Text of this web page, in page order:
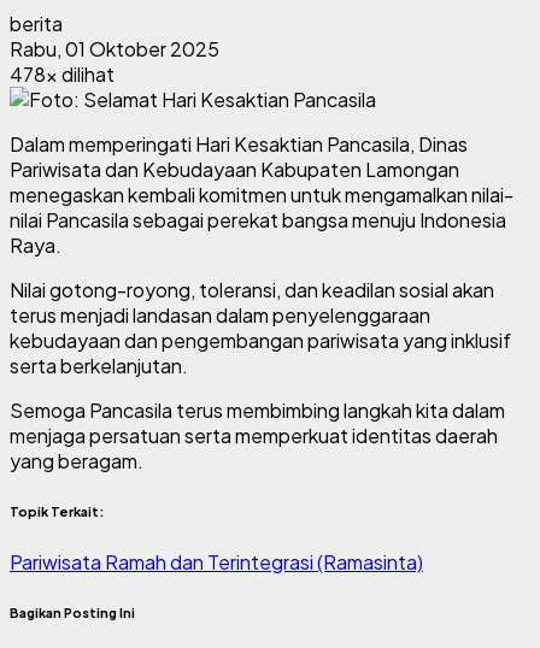
berita
Rabu, 01 Oktober 2025
478x dilihat
Dalam memperingati Hari Kesaktian Pancasila, Dinas
Pariwisata dan Kebudayaan Kabupaten Lamongan
menegaskan kembali komitmen untuk mengamalkan nilai-
nilai Pancasila sebagai perekat bangsa menuju Indonesia
Raya.
Nilai gotong-royong, toleransi, dan keadilan sosial akan
terus menjadi landasan dalam penyelenggaraan
kebudayaan dan pengembangan pariwisata yang inklusif
serta berkelanjutan.
Semoga Pancasila terus membimbing langkah kita dalam
menjaga persatuan serta memperkuat identitas daerah
yang beragam.
Topik Terkait:
Pariwisata Ramah dan Terintegrasi (Ramasinta)
Bagikan Posting Ini